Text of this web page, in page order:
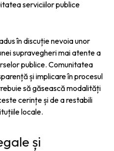
serviciilor publice
în discuție nevoia unor
supravegheri mai atente a
publice. Comunitatea
și implicare în procesul
să găsească modalități
cerințe și de a restabili
locale.
și